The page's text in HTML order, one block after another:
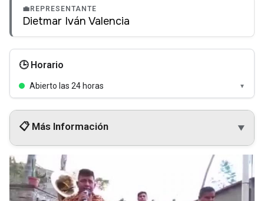
💼 REPRESENTANTE
Dietmar Iván Valencia
🕒 Horario
Abierto las 24 horas ▼
📋 Más Información ▼